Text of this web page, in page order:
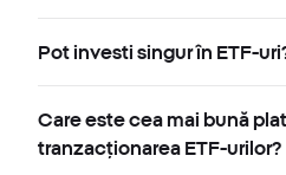
Pot investi singur în ETF-
Care este cea mai bună
tranzacționarea ETF-urilor?